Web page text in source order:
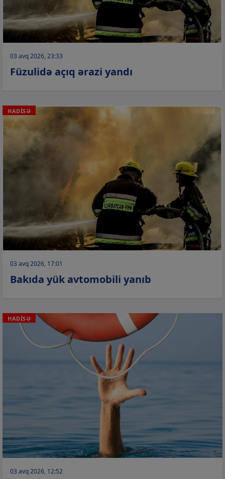
03 avq 2026, 23:33
Füzulidə açıq ərazi yandı
HADİSƏ
03 avq 2026, 17:01
Bakıda yük avtomobili yanıb
HADİSƏ
03 avq 2026, 12:52